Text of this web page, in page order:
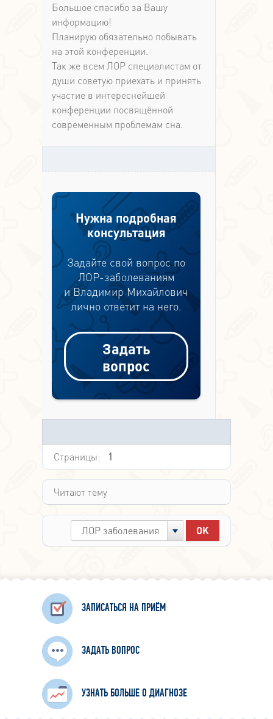
Большое спасибо за Вашу
информацию!
Планирую обязательно побывать
на этой конференции.
Так же всем ЛОР специалистам от
души советую приехать и принять
участие в интереснейшей
конференции посвящённой
современным проблемам сна.
Нужна подробная
консультация
Задайте свой вопрос по
ЛОР-заболеваниям
и Владимир Михайлович
лично ответит на него.
Задать
вопрос
Страницы: 1
Читают тему
ЛОР заболевания
ЗАПИСАТЬСЯ НА ПРИЁМ
ЗАДАТЬ ВОПРОС
УЗНАТЬ БОЛЬШЕ О ДИАГНОЗЕ